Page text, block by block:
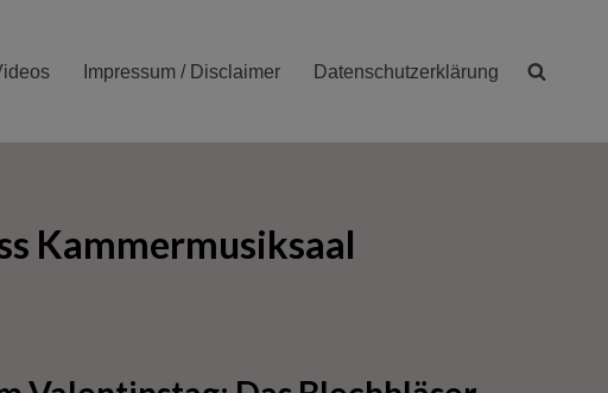
Impressum / Disclaimer Datenschutzerklärung
Kammermusiksaal